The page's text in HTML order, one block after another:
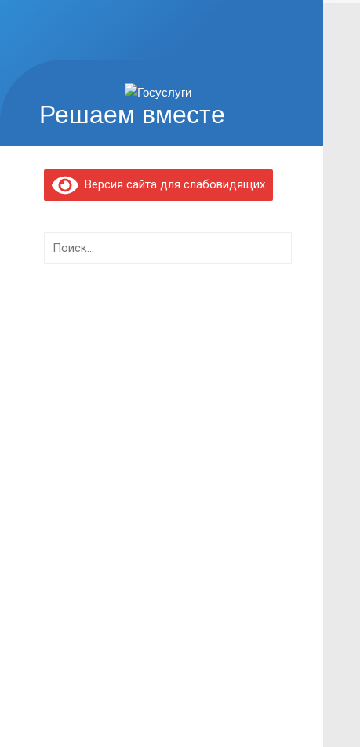
Решаем вместе
Версия сайта для слабовидящих
Найти: